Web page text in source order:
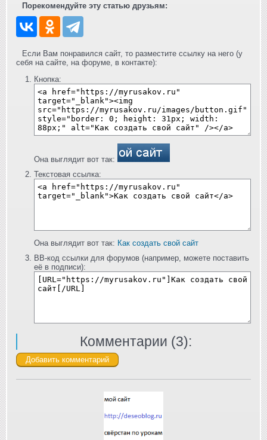
Порекомендуйте эту статью друзьям:
Если Вам понравился сайт, то разместите ссылку на него (у
себя на сайте, на форуме, в контакте):
Кнопка:
Она выглядит вот так:
Текстовая ссылка:
Она выглядит вот так: Как создать свой сайт
BB-код ссылки для форумов (например, можете поставить
её в подписи):
Комментарии (3):